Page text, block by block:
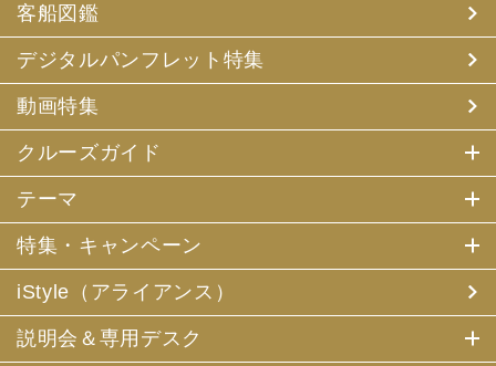
客船図鑑
デジタルパンフレット特集
動画特集
クルーズガイド
テーマ
特集・キャンペーン
iStyle（アライアンス）
説明会＆専用デスク